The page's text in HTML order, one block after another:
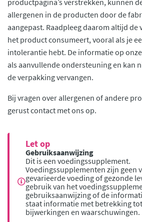
allergenen in de producten door de
aangepast. Raadpleeg daarom altijd
het product consumeert, vooral als je
intolerantie hebt. De informatie op
als aanvullende ondersteuning en kan
de verpakking vervangen.
Bij vragen over allergenen of andere
gerust contact met ons op.
Let op
Gebruiksaanwijzing
Dit is een voedingssupplement.
Voedingssupplementen zijn geen
gevarieerde voeding of gezonde
gebruik van het
gebruiksaanwijzing of de
staat informatie met betrekking
bijwerkingen en waarschuwingen.